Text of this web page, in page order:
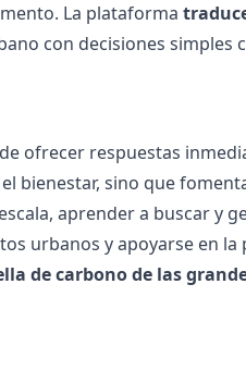
La plataforma
con decisiones simples
ofrecer respuestas
bienestar, sino que
aprender a buscar y
urbanos y apoyarse en la
de carbonode las